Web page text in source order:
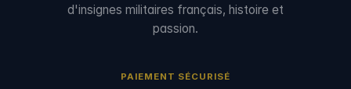
d'insignes militaires français, histoire et
passion.
PAIEMENT SÉCURISÉ